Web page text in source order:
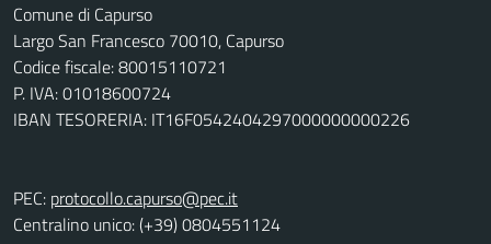
Comune di Capurso
Largo San Francesco 70010, Capurso
Codice fiscale: 80015110721
P. IVA: 01018600724
IBAN TESORERIA: IT16F0542404297000000000226
PEC: protocollo.capurso@pec.it
Centralino unico: (+39) 0804551124